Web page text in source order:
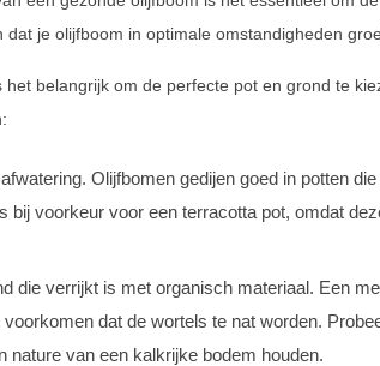
je olijfboom in optimale omstandigheden
belangrijk om de perfecte pot en grond te
Olijfbomen gedijen goed in potten
bij voorkeur voor een terracotta pot, omdat
die verrijkt is met organisch materiaal. Een
dat de wortels te nat worden.
nature van een kalkrijke bodem houden.